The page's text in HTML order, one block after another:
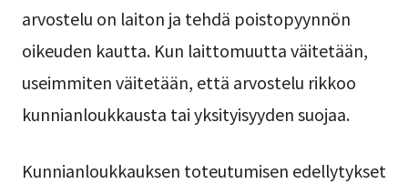
arvostelu on laiton ja tehdä poistopyynnön
oikeuden kautta. Kun laittomuutta väitetään,
useimmiten väitetään, että arvostelu rikkoo
kunnianloukkausta tai yksityisyyden suojaa.
Kunnianloukkauksen toteutumisen edellytykset